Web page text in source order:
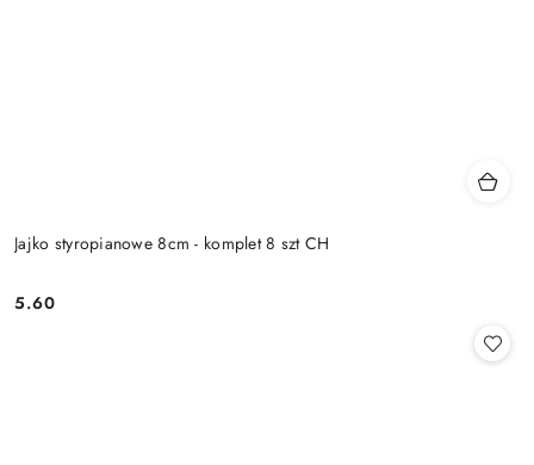
Jajko styropianowe 8cm - komplet 8 szt CH
Cena:
5.60